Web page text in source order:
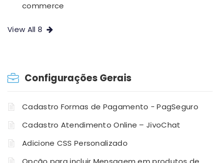
commerce
View All 8
Configurações Gerais
Cadastro Formas de Pagamento - PagSeguro
Cadastro Atendimento Online – JivoChat
Adicione CSS Personalizado